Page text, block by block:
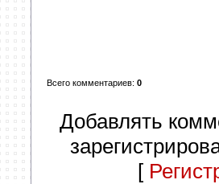
Всего комментариев: 0
Добавлять
[